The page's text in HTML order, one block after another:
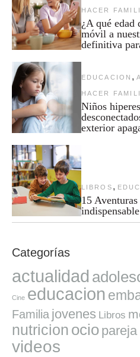
HACER
¿A qué edad
móvil a
definitiva
EDUCACION ,
HACER
Niños
exterior
LIBROS ,
15
Categorías
actualidad
Cine educacion
Familia jovenes Libros
nutricion ocio pareja
videos